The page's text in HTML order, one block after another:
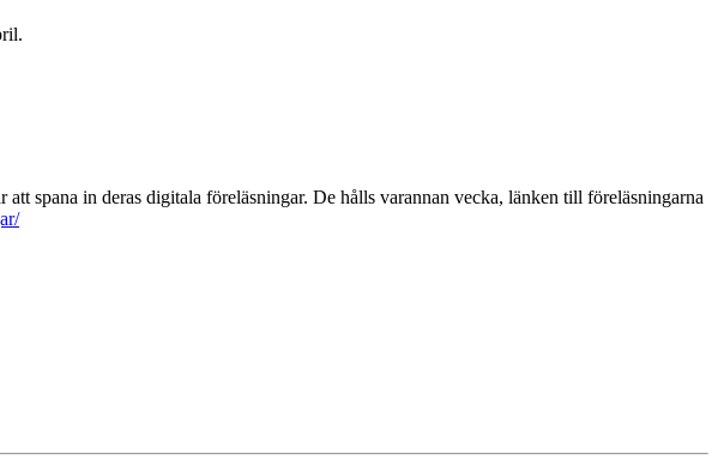
spana in deras digitala föreläsningar. De hålls varannan vecka, länken till föreläsningarna